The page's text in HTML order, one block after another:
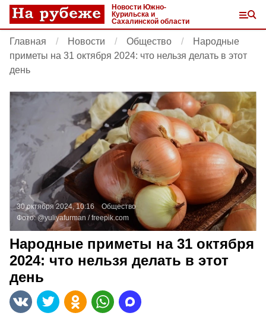
Новости Южно-
Курильска и
Сахалинской области
Главная Новости Общество
Народные
приметы на 31 октября 2024: что нельзя делать в этот
день
30 октября 2024, 10:16
Общество
Фото:@yuliyafurman /freepik.com
Народные приметы на 31 октября
2024: что нельзя делать в этот
день